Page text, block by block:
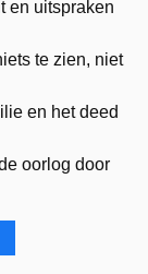
en uitspraken
te zien, niet
en het deed
oorlog door